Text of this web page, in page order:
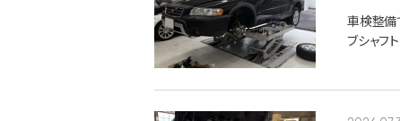
クラシ
車検整備
ブシャフ